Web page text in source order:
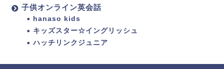
子供オンライン英会話
hanaso kids
キッズスター☆イングリッシュ
ハッチリンクジュニア